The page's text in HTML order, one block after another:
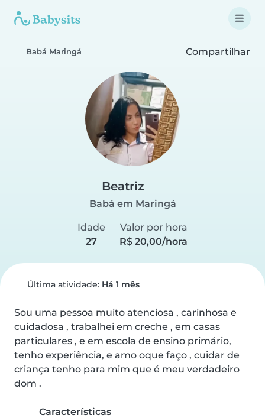
Babá Maringá Compartilhar
Beatriz
Babá em Maringá
Idade
27
Valor por hora
R$ 20,00/hora
Última atividade: Há 1 mês
Sou uma pessoa muito atenciosa , carinhosa e
cuidadosa , trabalhei em creche , em casas
particulares , e em escola de ensino primário,
tenho experiência, e amo oque faço , cuidar de
criança tenho para mim que é meu verdadeiro
dom .
Características